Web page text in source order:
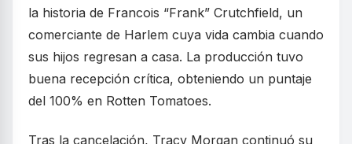
la historia de Francois “Frank” Crutchfield, un
comerciante de Harlem cuya vida cambia cuando
sus hijos regresan a casa. La producción tuvo
buena recepción crítica, obteniendo un puntaje
del 100% en Rotten Tomatoes.
Tras la cancelación, Tracy Morgan continuó su